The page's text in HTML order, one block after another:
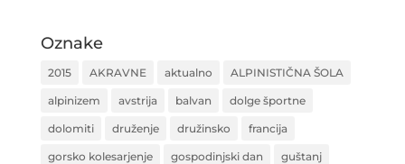
Oznake
2015 AKRAVNE aktualno ALPINISTIČNA ŠOLA
alpinizem avstrija balvan dolge športne
dolomiti druženje družinsko francija
gorsko kolesarjenje gospodinjski dan guštanj